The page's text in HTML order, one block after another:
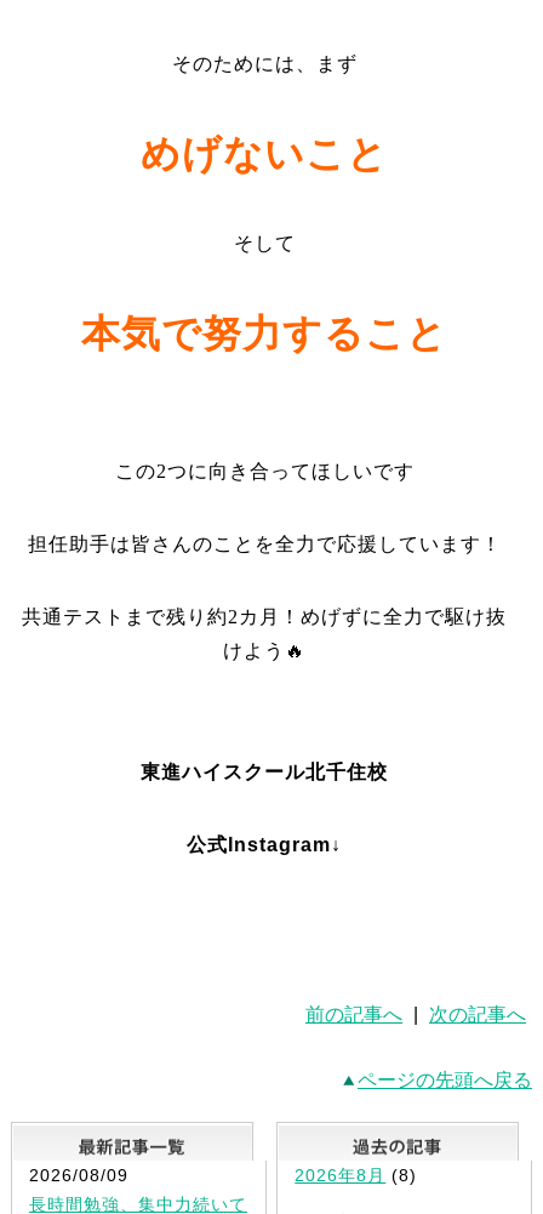
そのためには、まず
めげないこと
そして
本気で努力すること
この2つに向き合ってほしいです
担任助手は皆さんのことを全力で応援しています！
共通テストまで残り約2カ月！めげずに全力で駆け抜
けよう🔥
東進ハイスクール北千住校
公式Instagram↓
前の記事へ 次の記事へ
ページの先頭へ戻る
最新記事一覧
2026/08/09
長時間勉強、集中力続いて
2026年8月 (8)